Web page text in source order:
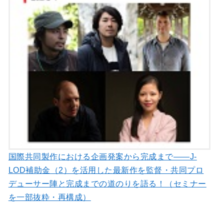
国際共同製作における企画発案から完成まで――J-
LOD補助金（2）を活用した最新作を監督・共同プロ
デューサー陣と完成までの道のりを語る！（セミナー
を一部抜粋・再構成）